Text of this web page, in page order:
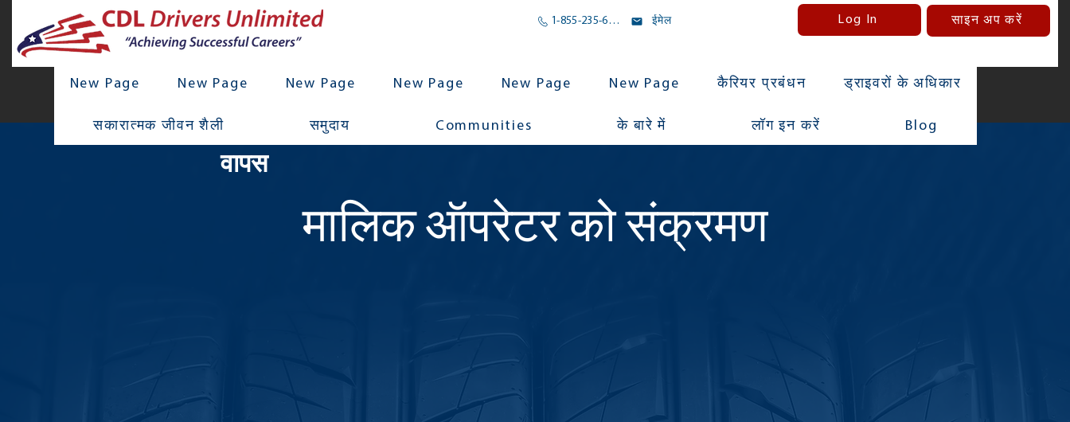
1-855-235-6500 ईमेल Log In साइन अप करें
New Page New Page New Page New Page New Page New Page कैरियर प्रबंधन ड्राइवरों के अधिकार
सकारात्मक जीवन शैली समुदाय Communities के बारे में लॉग इन करें Blog
वापस
मालिक ऑपरेटर को संक्रमण